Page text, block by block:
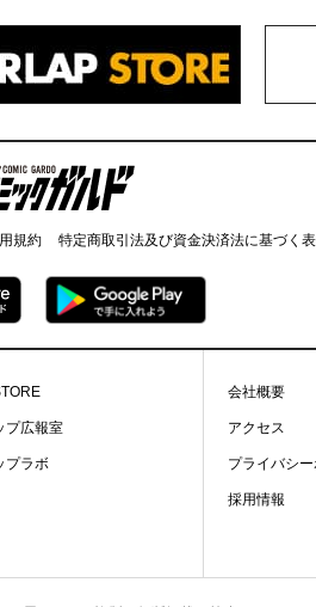
ックガルド
規約 特定商取引法及び資金決済法に基づく
プ広報室
プラボ
会社概要
アクセス
プライバシ
採用情報